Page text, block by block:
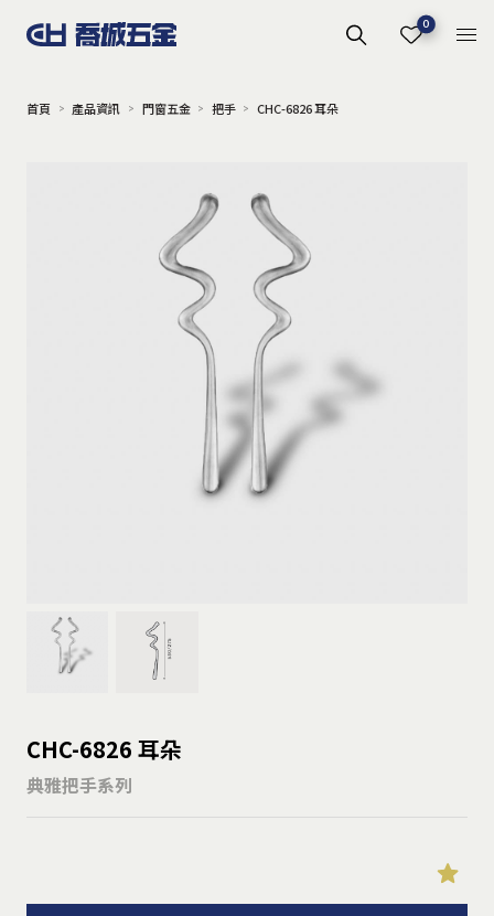
0
首頁 產品資訊 門窗五金 把手 CHC-6826 耳朵
CHC-6826 耳朵
典雅把手系列